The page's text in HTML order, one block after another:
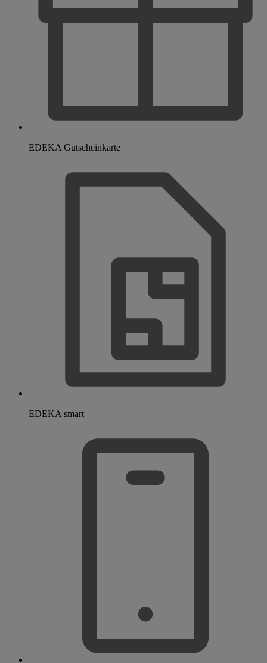
EDEKA Gutscheinkarte
EDEKA smart